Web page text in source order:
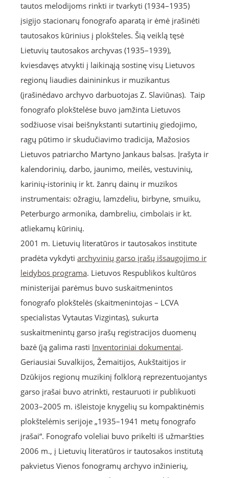
tautos melodijoms rinkti ir tvarkyti (1934–1935)
įsigijo stacionarų fonografo aparatą ir ėmė įrašinėti
tautosakos kūrinius į plokšteles. Šią veiklą tęsė
Lietuvių tautosakos archyvas (1935–1939),
kviesdavęs atvykti į laikinąją sostinę visų Lietuvos
regionų liaudies dainininkus ir muzikantus
(įrašinėdavo archyvo darbuotojas Z. Slaviūnas). Taip
fonografo plokštelėse buvo įamžinta Lietuvos
sodžiuose visai beišnykstanti sutartinių giedojimo,
ragų pūtimo ir skudučiavimo tradicija, Mažosios
Lietuvos patriarcho Martyno Jankaus balsas. Įrašyta ir
kalendorinių, darbo, jaunimo, meilės, vestuvinių,
karinių-istorinių ir kt. žanrų dainų ir muzikos
instrumentais: ožragiu, lamzdeliu, birbyne, smuiku,
Peterburgo armonika, dambreliu, cimbolais ir kt.
atliekamų kūrinių.
2001 m. Lietuvių literatūros ir tautosakos institute
pradėta vykdyti archyvinių garso įrašų išsaugojimo ir
leidybos programa. Lietuvos Respublikos kultūros
ministerijai parėmus buvo suskaitmenintos
fonografo plokštelės (skaitmenintojas – LCVA
specialistas Vytautas Vizgintas), sukurta
suskaitmenintų garso įrašų registracijos duomenų
bazė (ją galima rasti Inventoriniai dokumentai.
Geriausiai Suvalkijos, Žemaitijos, Aukštaitijos ir
Dzūkijos regionų muzikinį folklorą reprezentuojantys
garso įrašai buvo atrinkti, restauruoti ir publikuoti
2003–2005 m. išleistoje knygelių su kompaktinėmis
plokštelėmis serijoje „1935–1941 metų fonografo
įrašai“. Fonografo voleliai buvo prikelti iš užmaršties
2006 m., į Lietuvių literatūros ir tautosakos institutą
pakvietus Vienos fonogramų archyvo inžinierių,